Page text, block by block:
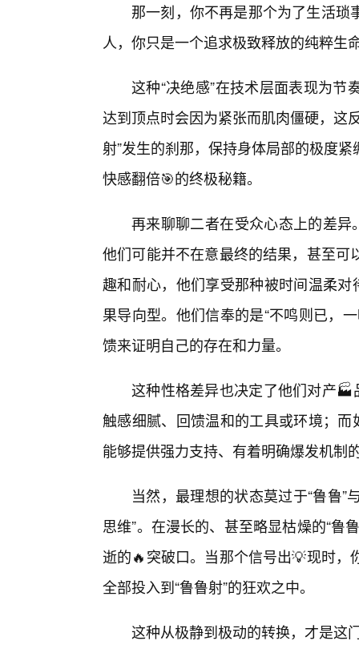
那一刻，你不再是那个为了生活
人，你只是一个追求极致释放的纯粹生
这种“决绝感”在技术层面表现为
达到顶点时会因为紧张而肌肉僵硬，这
射”发生的刹那，保持身体局部的极度
快感翻倍🎯的终极秘籍。
再来聊聊二者在受众心态上的差异
他们可能并不在意最终的结果，甚至
趣和耐心，他们享受那种被时间温柔
果导向型。他们信奉的是“不鸣则已，
馈来证明自己的存在和力量。
这种性格差异也决定了他们对产🏭
触感细腻、回馈温和的工具或环境；
能够提供强力支持、有着明确爆发机制
当然，最理想的状态莫过于“鲁鲁”
思维”。在漫长的、甚至略显枯燥的“鲁
逝的🔥突破口。当那个信号出💡现时
全部投入到“鲁鲁射”的狂欢之中。
这种从极静到极动的转换，才是这